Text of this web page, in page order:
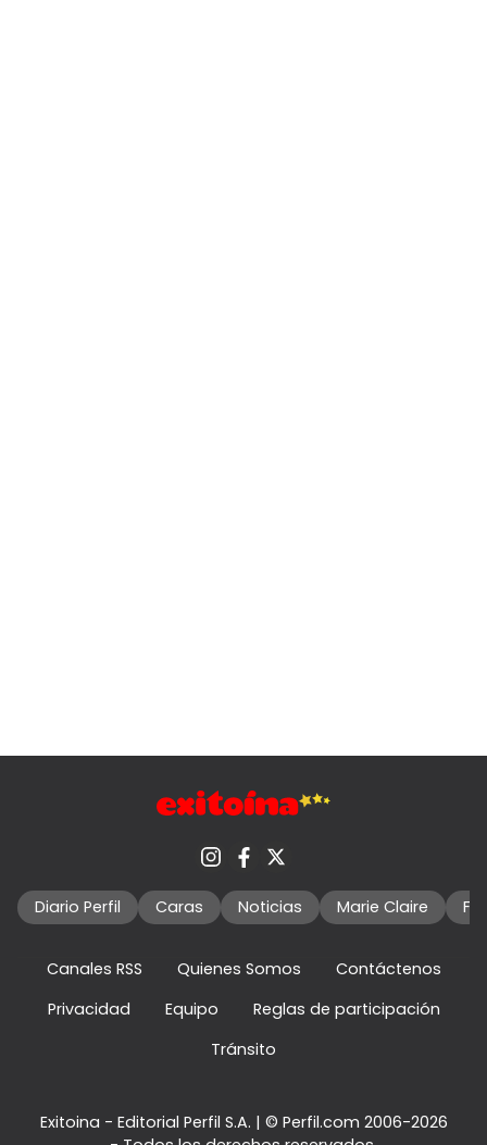
Diario Perfil Caras Noticias Marie Claire
Canales RSS Quienes Somos
Contáctenos
Privacidad
Equipo
Reglas de participación
Tránsito
Exitoina - Editorial Perfil S.A. | © Perfil.com 2006-2026